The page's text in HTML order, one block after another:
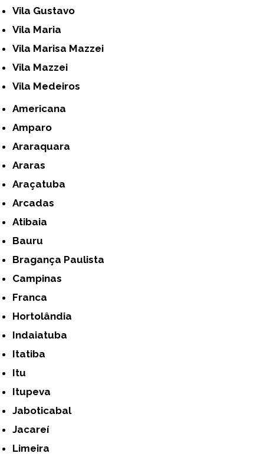
Vila Gustavo
Vila Maria
Vila Marisa Mazzei
Vila Mazzei
Vila Medeiros
Americana
Amparo
Araraquara
Araras
Araçatuba
Arcadas
Atibaia
Bauru
Bragança Paulista
Campinas
Franca
Hortolândia
Indaiatuba
Itatiba
Itu
Itupeva
Jaboticabal
Jacareí
Limeira